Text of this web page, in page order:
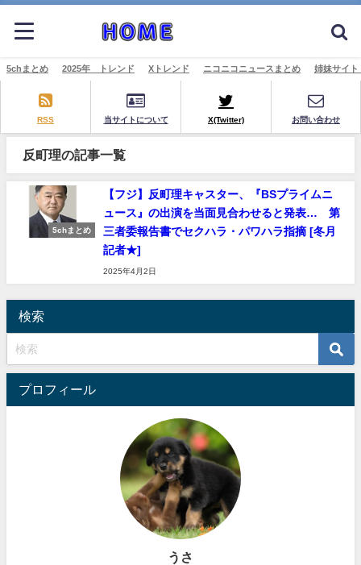
5chまとめ 2025年 トレンド Xトレンド ニコニコニュースまとめ 姉妹サイ
RSS 当サイトについて X(Twitter) お問い合わせ
反町理の記事一覧
5chまとめ
【フジ】反町理キャスター、『BSプライムニ
ュース』の出演を当面見合わせると発表… 第
三者委報告書でセクハラ・パワハラ指摘 [冬月
記者★]
2025年4月2日
検索
プロフィール
うさ